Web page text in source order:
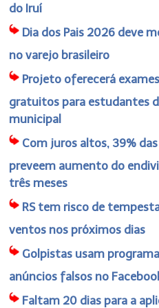
do Iruí
Dia dos Pais 2026 deve
no varejo brasileiro
Projeto oferecerá
gratuitos para estudantes
municipal
Com juros altos, 39%
preveem aumento do
três meses
RS tem risco de
ventos nos próximos dias
Golpistas usam
anúncios falsos no
Faltam 20 dias para a